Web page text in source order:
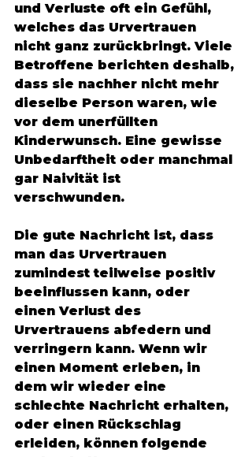
und Verluste oft ein Gefühl,
welches das Urvertrauen
nicht ganz zurückbringt. Viele
Betroffene berichten deshalb,
dass sie nachher nicht mehr
dieselbe Person waren, wie
vor dem unerfüllten
Kinderwunsch. Eine gewisse
Unbedarftheit oder manchmal
gar Naivität ist
verschwunden.
Die gute Nachricht ist, dass
man das Urvertrauen
zumindest teilweise positiv
beeinflussen kann, oder
einen Verlust des
Urvertrauens abfedern und
verringern kann. Wenn wir
einen Moment erleben, in
dem wir wieder eine
schlechte Nachricht erhalten,
oder einen Rückschlag
erleiden, können folgende